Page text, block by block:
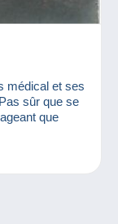
médical et ses
sûr que se
que